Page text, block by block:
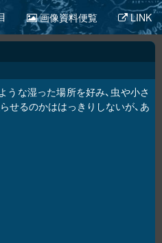
画像資料便覧 LINK
な湿った場所を好み、虫や小さ
せるのかははっきりしないが、あ